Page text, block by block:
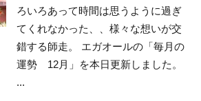
ろいろあって時間は思うように過ぎ
てくれなかった、、様々な想いが交
錯する師走。 エガオールの「毎月の
運勢 12月」を本日更新しました。
...